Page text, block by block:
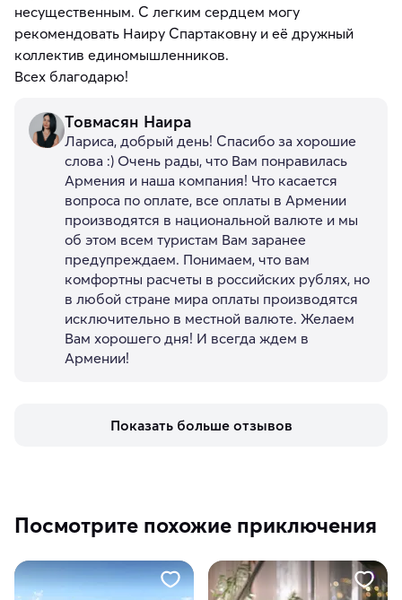
несущественным. С легким сердцем могу
рекомендовать Наиру Спартаковну и её дружный
коллектив единомышленников.
Всех благодарю!
Товмасян Наира
Лариса, добрый день! Спасибо за хорошие
слова :) Очень рады, что Вам понравилась
Армения и наша компания! Что касается
вопроса по оплате, все оплаты в Армении
производятся в национальной валюте и мы
об этом всем туристам Вам заранее
предупреждаем. Понимаем, что вам
комфортны расчеты в российских рублях, но
в любой стране мира оплаты производятся
исключительно в местной валюте. Желаем
Вам хорошего дня! И всегда ждем в
Армении!
Показать больше отзывов
Посмотрите похожие приключения